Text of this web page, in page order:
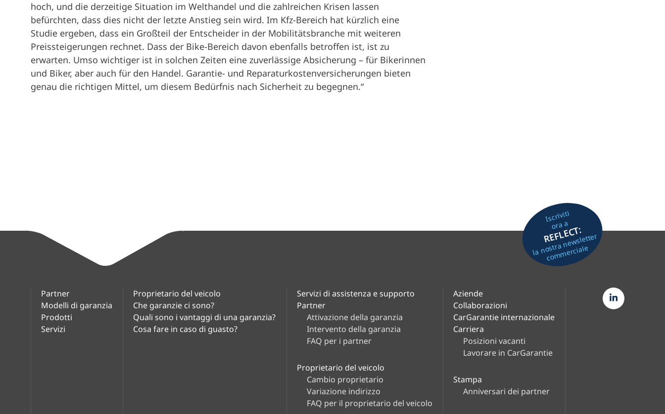
hoch, und die derzeitige Situation im Welthandel und die zahlreichen Krisen lassen
befürchten, dass dies nicht der letzte Anstieg sein wird. Im Kfz-Bereich hat kürzlich eine
Studie ergeben, dass ein Großteil der Entscheider in der Mobilitätsbranche mit weiteren
Preissteigerungen rechnet. Dass der Bike-Bereich davon ebenfalls betroffen ist, ist zu
erwarten. Umso wichtiger ist in solchen Zeiten eine zuverlässige Absicherung – für Bikerinnen
und Biker, aber auch für den Handel. Garantie- und Reparaturkostenversicherungen bieten
genau die richtigen Mittel, um diesem Bedürfnis nach Sicherheit zu begegnen.“
Iscriviti
ora a
REFLECT:
la nostra newsletter
commerciale
Partner
Modelli di garanzia
Prodotti
Servizi
Proprietario del veicolo
Che garanzie ci sono?
Quali sono i vantaggi di una garanzia?
Cosa fare in caso di guasto?
Servizi di assistenza e supporto
Partner
Attivazione della garanzia
Intervento della garanzia
FAQ per i partner
Proprietario del veicolo
Cambio proprietario
Variazione indirizzo
FAQ per il proprietario del veicolo
Aziende
Collaborazioni
CarGarantie internazionale
Carriera
Posizioni vacanti
Lavorare in CarGarantie
Stampa
Anniversari dei partner